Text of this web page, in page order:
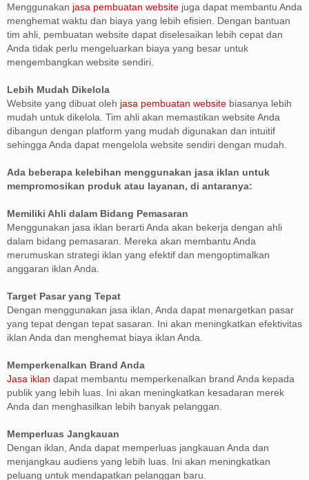
Menggunakan jasa pembuatan website juga dapat membantu Anda
menghemat waktu dan biaya yang lebih efisien. Dengan bantuan
tim ahli, pembuatan website dapat diselesaikan lebih cepat dan
Anda tidak perlu mengeluarkan biaya yang besar untuk
mengembangkan website sendiri.
Lebih Mudah Dikelola
Website yang dibuat oleh jasa pembuatan website biasanya lebih
mudah untuk dikelola. Tim ahli akan memastikan website Anda
dibangun dengan platform yang mudah digunakan dan intuitif
sehingga Anda dapat mengelola website sendiri dengan mudah.
Ada beberapa kelebihan menggunakan jasa iklan untuk
mempromosikan produk atau layanan, di antaranya:
Memiliki Ahli dalam Bidang Pemasaran
Menggunakan jasa iklan berarti Anda akan bekerja dengan ahli
dalam bidang pemasaran. Mereka akan membantu Anda
merumuskan strategi iklan yang efektif dan mengoptimalkan
anggaran iklan Anda.
Target Pasar yang Tepat
Dengan menggunakan jasa iklan, Anda dapat menargetkan pasar
yang tepat dengan tepat sasaran. Ini akan meningkatkan efektivitas
iklan Anda dan menghemat biaya iklan Anda.
Memperkenalkan Brand Anda
Jasa iklan dapat membantu memperkenalkan brand Anda kepada
publik yang lebih luas. Ini akan meningkatkan kesadaran merek
Anda dan menghasilkan lebih banyak pelanggan.
Memperluas Jangkauan
Dengan iklan, Anda dapat memperluas jangkauan Anda dan
menjangkau audiens yang lebih luas. Ini akan meningkatkan
peluang untuk mendapatkan pelanggan baru.